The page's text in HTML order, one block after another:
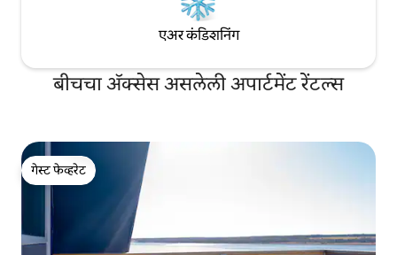
एअर कंडिशनिंग
बीचचा ॲक्सेस असलेली अपार्टमेंट रेंटल्स
गेस्ट फेव्हरेट
गेस्ट फेव्हरेट